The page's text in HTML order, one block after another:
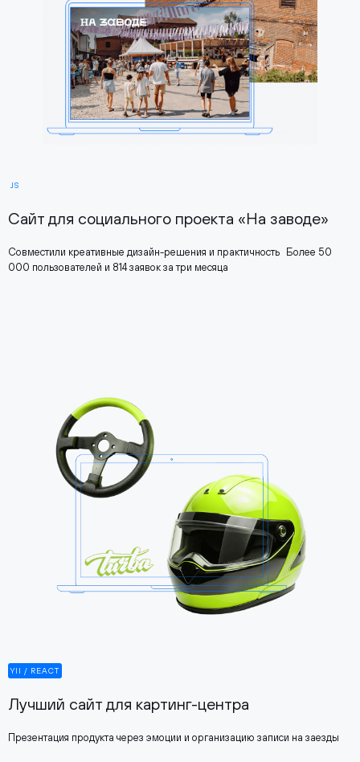
JS
Сайт для социального проекта «На заводе»
Совместили креативные дизайн-решения и практичность Более 50
000 пользователей и 814 заявок за три месяца
YII / REACT
Лучший сайт для картинг-центра
Презентация продукта через эмоции и организацию записи на заезды